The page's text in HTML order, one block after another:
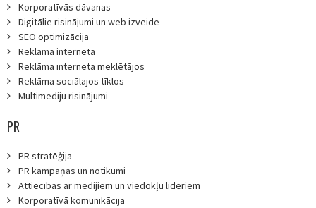
Korporatīvās dāvanas
Digitālie risinājumi un web izveide
SEO optimizācija
Reklāma internetā
Reklāma interneta meklētājos
Reklāma sociālajos tīklos
Multimediju risinājumi
PR
PR stratēģija
PR kampaņas un notikumi
Attiecības ar medijiem un viedokļu līderiem
Korporatīvā komunikācija